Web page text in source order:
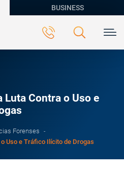
BUSINESS
Contra o Uso e
Forenses
Uso e Tráfico Ilícito de Drogas